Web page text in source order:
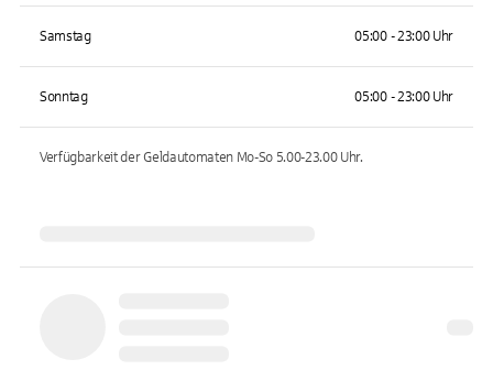
Samstag 05:00 - 23:00 Uhr
Sonntag 05:00 - 23:00 Uhr
Verfügbarkeit der Geldautomaten Mo-So 5.00-23.00Uhr.